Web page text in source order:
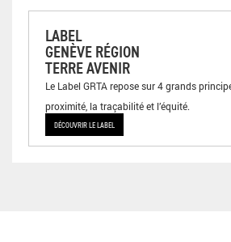
LABEL
GENÈVE RÉGION
TERRE AVENIR
Le Label GRTA repose sur 4 grands
proximité, la traçabilité et l’équité.
DÉCOUVRIR LE LABEL